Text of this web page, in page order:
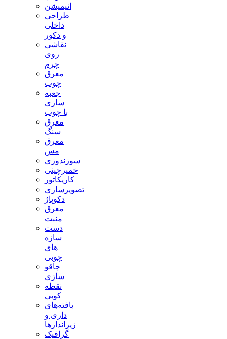
انیمیشن
طراحی
داخلی
و دکور
نقاشی
روی
چرم
معرق
چوب
جعبه
سازی
با چوب
معرق
سنگ
معرق
مس
سوزندوزی
خمیرچینی
کاریکاتور
تصویرسازی
دکوپاژ
معرق
منبت
دست
سازه
های
چوبی
چاقو
سازی
نقطه
کوبی
بافته‌های
داری و
زیراندازها
گرافیک